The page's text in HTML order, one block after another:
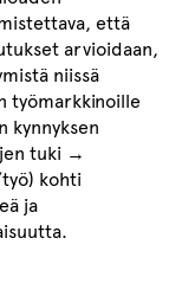
että
arvioidaan,
niissä
työmarkkinoille
kynnyksen
tuki →
kohti
ja